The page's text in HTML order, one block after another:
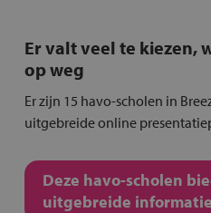
Er valt veel te kiezen,
op weg
Er zijn 15 havo-scholen in
uitgebreide online
Deze havo-scholen
uitgebreide informatie